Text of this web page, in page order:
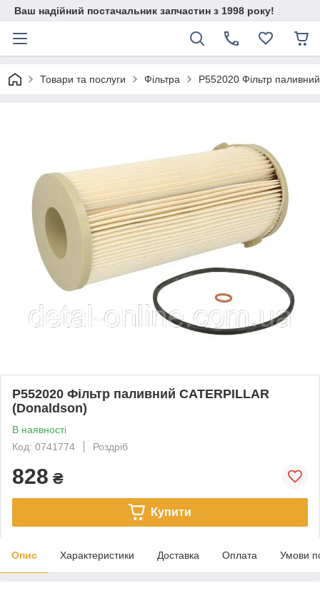
Ваш надійний постачальник запчастин з 1998 року!
Товари та послуги Фільтра P552020 Фільтр
P552020 Фільтр паливний CATERPILLAR
(Donaldson)
В наявності
Код: 0741774
Роздріб
828 ₴
Купити
Опис Характеристики Доставка Оплата Умови